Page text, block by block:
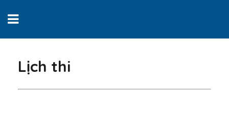
Lịch thi